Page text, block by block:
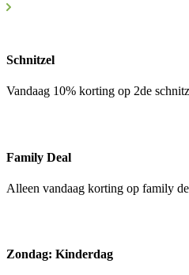
Schnitzel
Vandaag 10% korting op 2de
Family Deal
Alleen vandaag korting op family
Zondag: Kinderdag